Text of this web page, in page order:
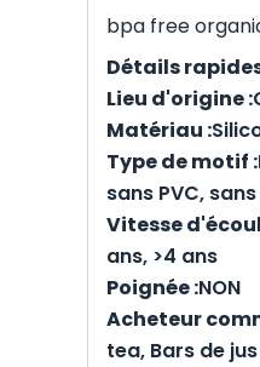
bpa free
Détails
Lieu d'origine :
Matériau :
Type de motif :
sans PVC,
Vitesse
ans, >4 ans
Poignée :
Acheteur
tea, Bars de